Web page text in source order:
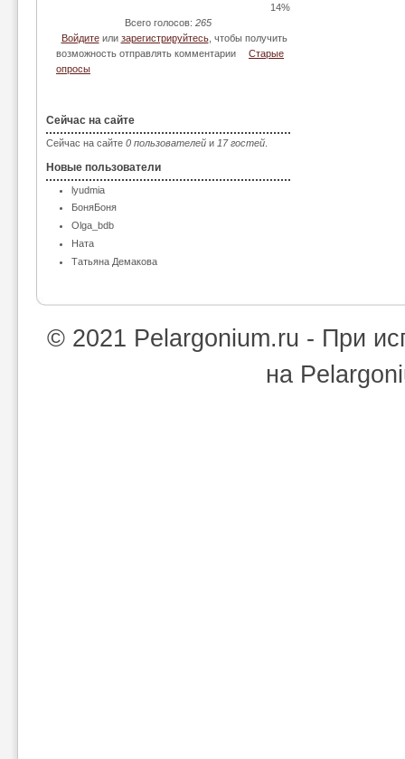
14%
Всего голосов: 265
Войдитеили зарегистрируйтесь, чтобы получить
возможность отправлять комментарии
Старые
опросы
Сейчас на сайте
Сейчас на сайте 0 пользователей и 17 гостей
Новые пользователи
lyudmia
БоняБоня
Olga_bdb
Ната
Татьяна Демакова
© 2021 Pelargonium.ru - При
на